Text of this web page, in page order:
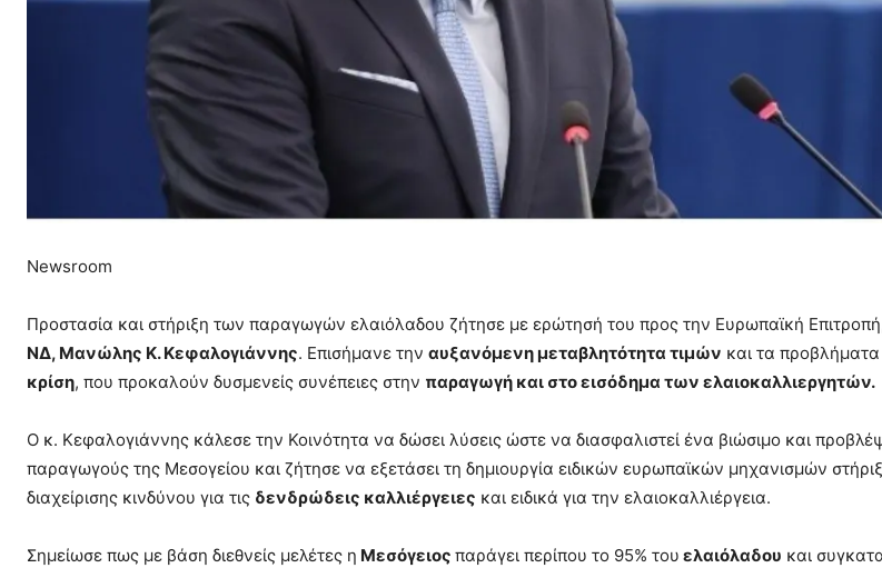
Newsroom
Προστασία και στήριξη των παραγωγών ελαιόλαδου ζήτησε με ερώτησή του προς την Ευρωπαϊκή
ΝΔ, Μανώλης Κ. Κεφαλογιάννης. Επισήμανε την αυξανόμενη μεταβλητότητα τιμών και τα
κρίση, που προκαλούν δυσμενείς συνέπειες στην παραγωγή και στο εισόδημα των ελαιοκαλλιεργητών.
Ο κ. Κεφαλογιάννης κάλεσε την Κοινότητα να δώσει λύσεις ώστε να διασφαλιστεί ένα βιώσιμο και
παραγωγούς της Μεσογείου και ζήτησε να εξετάσει τη δημιουργία ειδικών ευρωπαϊκών μηχανισμών
διαχείρισης κινδύνου για τις δενδρώδεις καλλιέργειες και ειδικά για την ελαιοκαλλιέργεια.
Σημείωσε πως με βάση διεθνείς μελέτες η Μεσόγειος παράγει περίπου το 95% του ελαιόλαδου και